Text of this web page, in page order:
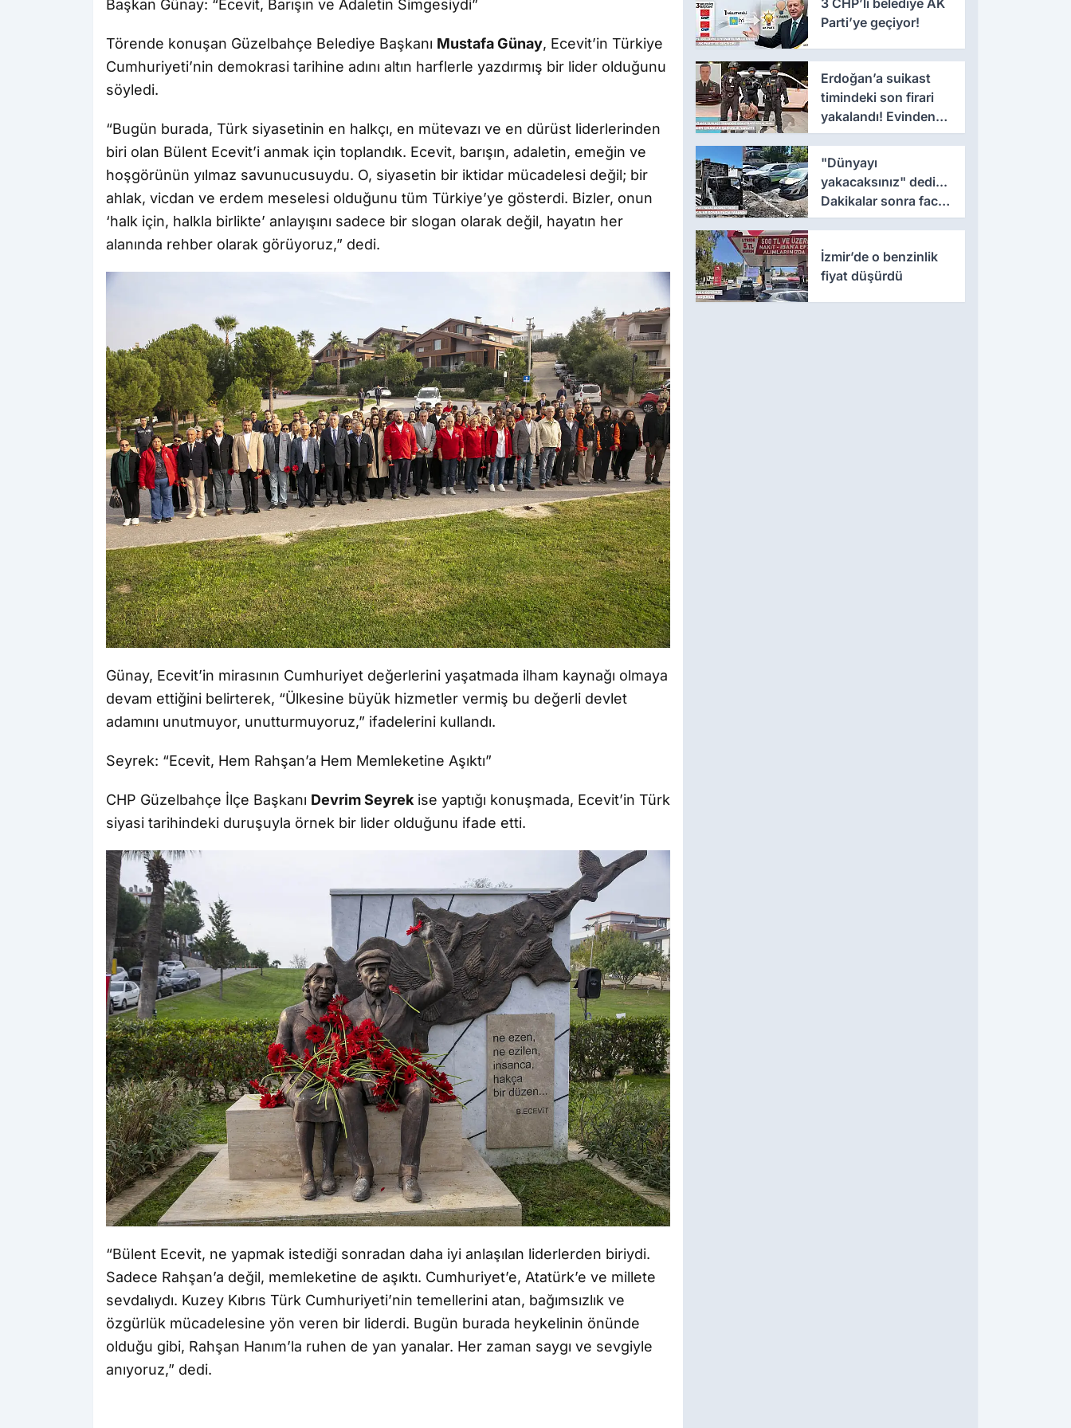
Başkan Günay: “Ecevit, Barışın ve Adaletin Simgesiydi”
Törende konuşan Güzelbahçe Belediye Başkanı Mustafa Günay, Ecevit’in Türkiye
Cumhuriyeti’nin demokrasi tarihine adını altın harflerle yazdırmış bir lider olduğunu
söyledi.
“Bugün burada, Türk siyasetinin en halkçı, en mütevazı ve en dürüst liderlerinden
biri olan Bülent Ecevit’i anmak için toplandık. Ecevit, barışın, adaletin, emeğin ve
hoşgörünün yılmaz savunucusuydu. O, siyasetin bir iktidar mücadelesi değil; bir
ahlak, vicdan ve erdem meselesi olduğunu tüm Türkiye’ye gösterdi. Bizler, onun
‘halk için, halkla birlikte’ anlayışını sadece bir slogan olarak değil, hayatın her
alanında rehber olarak görüyoruz,” dedi.
Günay, Ecevit’in mirasının Cumhuriyet değerlerini yaşatmada ilham kaynağı olmaya
devam ettiğini belirterek, “Ülkesine büyük hizmetler vermiş bu değerli devlet
adamını unutmuyor, unutturmuyoruz,” ifadelerini kullandı.
Seyrek: “Ecevit, Hem Rahşan’a Hem Memleketine Aşıktı”
CHP Güzelbahçe İlçe Başkanı Devrim Seyrek ise yaptığı konuşmada, Ecevit’in Türk
siyasi tarihindeki duruşuyla örnek bir lider olduğunu ifade etti.
“Bülent Ecevit, ne yapmak istediği sonradan daha iyi anlaşılan liderlerden biriydi.
Sadece Rahşan’a değil, memleketine de aşıktı. Cumhuriyet’e, Atatürk’e ve millete
sevdalıydı. Kuzey Kıbrıs Türk Cumhuriyeti’nin temellerini atan, bağımsızlık ve
özgürlük mücadelesine yön veren bir liderdi. Bugün burada heykelinin önünde
olduğu gibi, Rahşan Hanım’la ruhen de yan yanalar. Her zaman saygı ve sevgiyle
anıyoruz,” dedi.
3 CHP’li belediye AK
Parti’ye geçiyor!
Erdoğan’a suikast
timindeki son firari
yakalandı! Evinden
çıkanlar şaşkınlık
yarattı
"Dünyayı
yakacaksınız" dedi...
Dakikalar sonra facia
yaşandı!
İzmir’de o benzinlik
fiyat düşürdü